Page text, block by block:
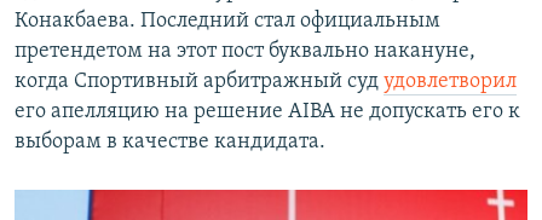
Конакбаева. Последний стал официальным
претендетом на этот пост буквально накануне,
когда Спортивный арбитражный суд удовлетворил
его апелляцию на решение AIBA не допускать его к
выборам в качестве кандидата.